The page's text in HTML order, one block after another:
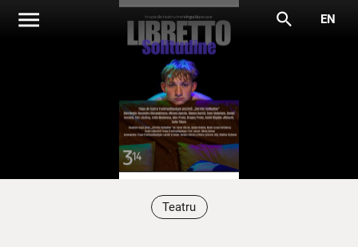
menu search EN
Teatru